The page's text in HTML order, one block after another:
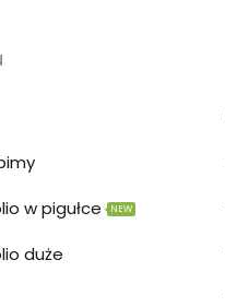
w pigułce
NEW
duże